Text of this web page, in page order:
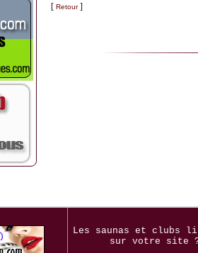
[ Retour]
Les saunas et clubs
sur votre site